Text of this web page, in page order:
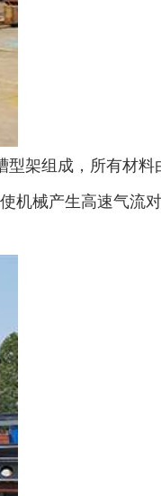
架组成，所有材料
机械产生高速气流